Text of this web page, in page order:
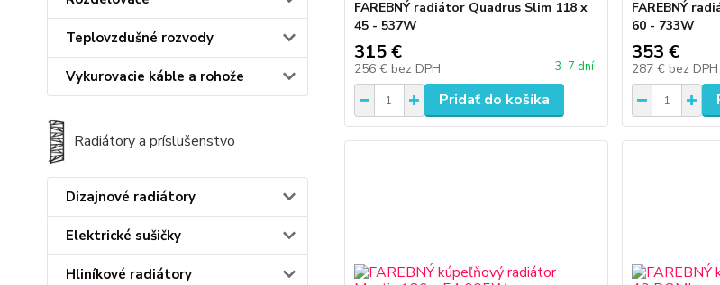
Teplovzdušné rozvody
Vykurovacie káble a rohože
Radiátory a príslušenstvo
Dizajnové radiátory
Elektrické sušičky
Hliníkové radiátory
FAREBNÝ radiátor Quadrus Slim 118 x
45 - 537W
315 €
256 € bez DPH 3-7 dní
Pridať do košíka
FAREBNÝ
60 - 733W
353 €
287 € bez DPH